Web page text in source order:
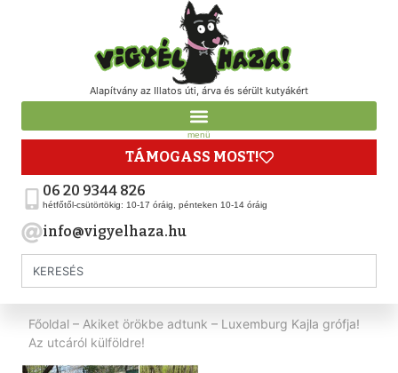
Alapítvány az Illatos úti, árva és sérült kutyákért
menü
TÁMOGASS MOST!
06 20 9344 826
hétfőtől-csütörtökig: 10-17 óráig, pénteken 10-14 óráig
info@vigyelhaza.hu
Főoldal – Akiket örökbe adtunk – Luxemburg Kajla grófja!
Az utcáról külföldre!